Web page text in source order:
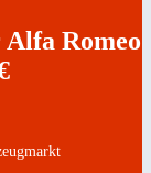
Romeo